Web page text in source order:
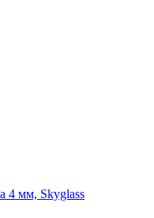
4 мм, Skyglass